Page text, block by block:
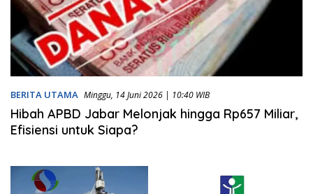
BERITA UTAMA Minggu, 14 Juni 2026 | 10:40 WIB
Hibah APBD Jabar Melonjak hingga Rp657 Miliar,
Efisiensi untuk Siapa?